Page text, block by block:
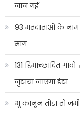
जान गई
93 मतदाताओं के नाम
मांग
131 हिमाच्छादित
जुटाया जाएगा डेटा
भू कानून तोड़ा तो